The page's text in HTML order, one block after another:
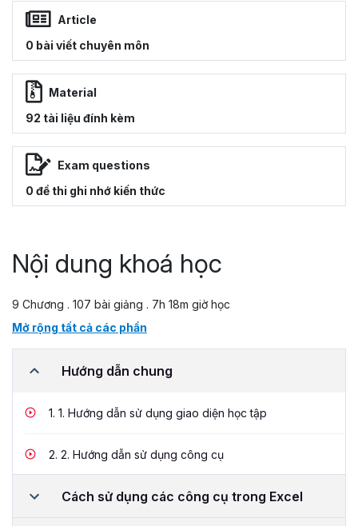
Article
0 bài viết chuyên môn
Material
92 tài liệu đính kèm
Exam questions
0 đề thi ghi nhớ kiến thức
Nội dung khoá học
9 Chương . 107 bài giảng . 7h 18m giờ học
Mở rộng tất cả các phần
Hướng dẫn chung
1. 1. Hướng dẫn sử dụng giao diện học tập
2. 2. Hướng dẫn sử dụng công cụ
Cách sử dụng các công cụ trong Excel